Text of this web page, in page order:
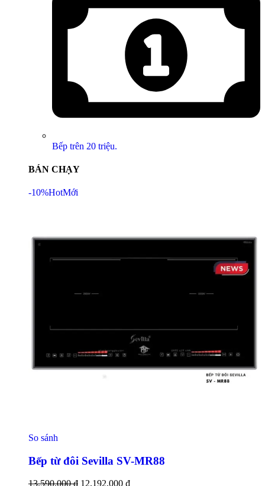
Bếp trên 20 triệu.
BÁN CHẠY
-10%HotMới
So sánh
Bếp từ đôi Sevilla SV-MR88
13.590.000₫ 12.192.000 ₫